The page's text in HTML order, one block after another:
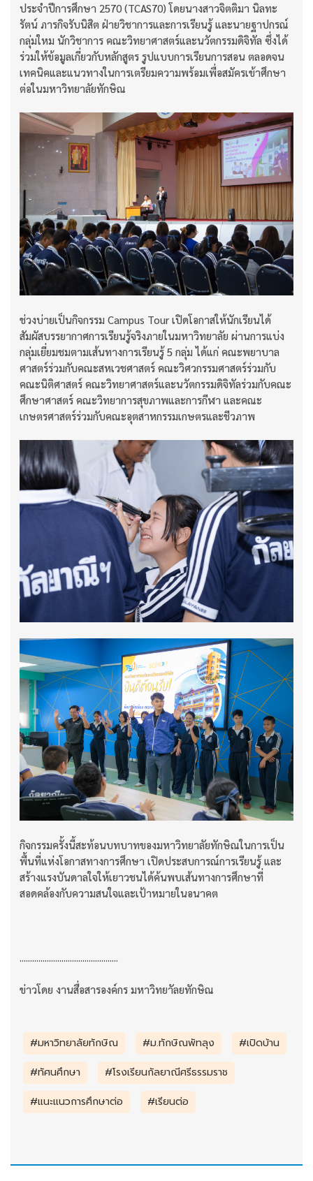
ประจำปีการศึกษา 2570 (TCAS70) โดยนางสาวจิตติมา นิลทะ
รัตน์ ภารกิจรับนิสิต ฝ่ายวิชาการและการเรียนรู้ และนายฐาปกรณ์
กลุ่มใหม นักวิชาการ คณะวิทยาศาสตร์และนวัตกรรมดิจิทัล ซึ่งได้
ร่วมให้ข้อมูลเกี่ยวกับหลักสูตร รูปแบบการเรียนการสอน ตลอดจน
เทคนิคและแนวทางในการเตรียมความพร้อมเพื่อสมัครเข้าศึกษา
ต่อในมหาวิทยาลัยทักษิณ
ช่วงบ่ายเป็นกิจกรรม Campus Tour เปิดโอกาสให้นักเรียนได้
สัมผัสบรรยากาศการเรียนรู้จริงภายในมหาวิทยาลัย ผ่านการแบ่ง
กลุ่มเยี่ยมชมตามเส้นทางการเรียนรู้ 5 กลุ่ม ได้แก่ คณะพยาบาล
ศาสตร์ร่วมกับคณะสหเวชศาสตร์ คณะวิศวกรรมศาสตร์ร่วมกับ
คณะนิติศาสตร์ คณะวิทยาศาสตร์และนวัตกรรมดิจิทัลร่วมกับคณะ
ศึกษาศาสตร์ คณะวิทยาการสุขภาพและการกีฬา และคณะ
เกษตรศาสตร์ร่วมกับคณะอุตสาหกรรมเกษตรและชีวภาพ
กิจกรรมครั้งนี้สะท้อนบทบาทของมหาวิทยาลัยทักษิณในการเป็น
พื้นที่แห่งโอกาสทางการศึกษา เปิดประสบการณ์การเรียนรู้ และ
สร้างแรงบันดาลใจให้เยาวชนได้ค้นพบเส้นทางการศึกษาที่
สอดคล้องกับความสนใจและเป้าหมายในอนาคต
...............................................
ข่าวโดย งานสื่อสารองค์กร มหาวิทยาัลยทักษิณ
#มหาวิทยาลัยทักษิณ #ม.ทักษิณพัทลุง
#เปิดบ้าน
#ทัศนศึกษา
#โรงเรียนกัลยาณีศรีธรรมราช
#แนะแนวการศึกษาต่อ
#เรียนต่อ